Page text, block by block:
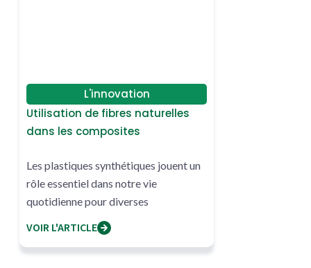
L'innovation
Utilisation de fibres naturelles
dans les composites
Les plastiques synthétiques jouent un
rôle essentiel dans notre vie
quotidienne pour diverses
applications, telles que l'industrie
VOIR L'ARTICLE